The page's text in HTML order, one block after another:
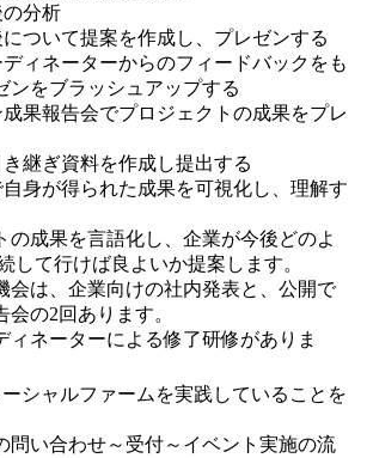
分析
ついて提案を作成し、プレゼンする
ィネーターからのフィードバックをも
ンをブラッシュアップする
果報告会でプロジェクトの成果をプレ
継ぎ資料を作成し提出する
身が得られた成果を可視化し、理解す
の成果を言語化し、企業が今後どのよ
して行けば良よいか提案します。
会は、企業向けの社内発表と、公開で
会の2回あります。
ィネーターによる修了研修がありま
ーシャルファームを実践していることを
問い合わせ～受付～イベント実施の流